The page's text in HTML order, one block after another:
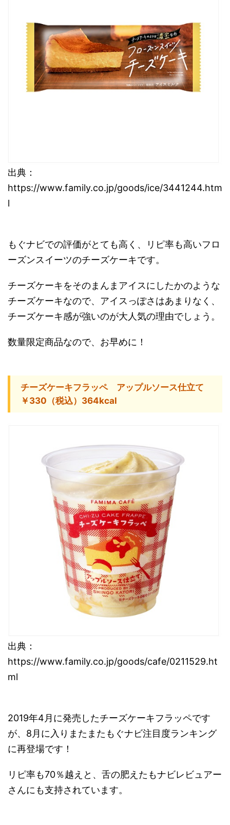
出典：
https://www.family.co.jp/goods/ice/3441244.htm
l
もぐナビでの評価がとても高く、リピ率も高いフロ
ーズンスイーツのチーズケーキです。
チーズケーキをそのまんまアイスにしたかのような
チーズケーキなので、アイスっぽさはあまりなく、
チーズケーキ感が強いのが大人気の理由でしょう。
数量限定商品なので、お早めに！
チーズケーキフラッペ アップルソース仕立て
￥330（税込）364kcal
出典：
https://www.family.co.jp/goods/cafe/0211529.ht
ml
2019年4月に発売したチーズケーキフラッペです
が、8月に入りまたまたもぐナビ注目度ランキング
に再登場です！
リピ率も70％越えと、舌の肥えたもナビレビュアー
さんにも支持されています。